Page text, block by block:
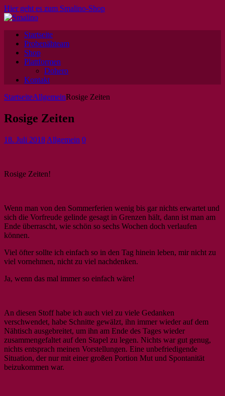
Hier geht es zum Smalino-Shop
Startseite
Probenähteam
Shop
Plattformen
Dohero
Kontakt
StartseiteAllgemeinRosige Zeiten
Rosige Zeiten
18. Juli 2018 Allgemein 0
Rosige Zeiten!
Wenn man von den Sommerferien wenig bis gar nichts erwartet und
sich die Vorfreude gelinde gesagt in Grenzen hält, dann ist man am
Ende überrascht, wie schön so sechs Wochen doch verlaufen
können.
Viel öfter sollte ich einfach so in den Tag hinein leben, mir nicht zu
viel vornehmen, nicht zu viel nachdenken.
Ja, wenn das mal immer so einfach wäre!
An diesen Stoff habe ich auch viel zu viele Gedanken
verschwendet, habe Schnitte gewälzt, ihn immer wieder auf dem
Nähtisch ausgebreitet, um ihn am Ende des Tages wieder
zusammengefaltet auf den Stapel zu legen. Nichts war gut genug,
nichts entsprach meinen Vorstellungen. Eine unbefriedigende
Situation, der nur mit einer großen Portion Mut und Spontanität
beizukommen war.